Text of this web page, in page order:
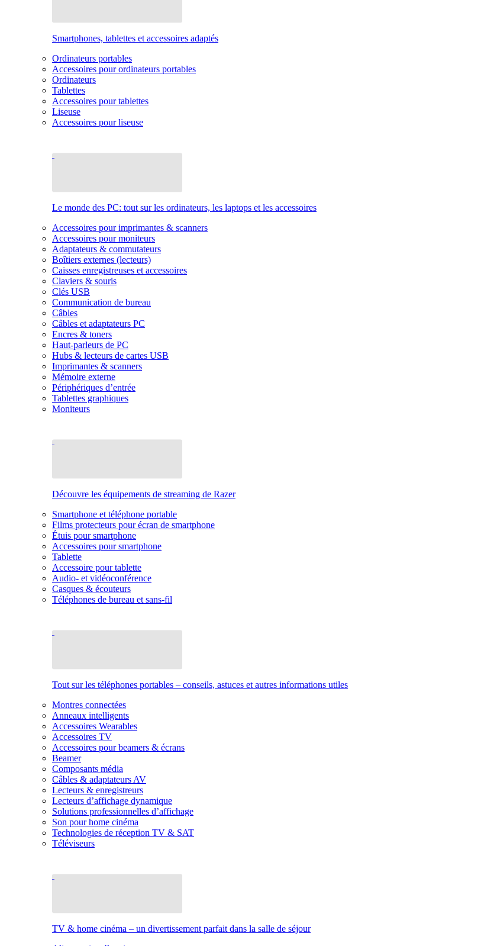
Smartphones, tablettes et accessoires adaptés
Ordinateurs portables
Accessoires pour ordinateurs portables
Ordinateurs
Tablettes
Accessoires pour tablettes
Liseuse
Accessoires pour liseuse
Le monde des PC: tout sur les ordinateurs, les laptops et les accessoires
Accessoires pour imprimantes & scanners
Accessoires pour moniteurs
Adaptateurs & commutateurs
Boîtiers externes (lecteurs)
Caisses enregistreuses et accessoires
Claviers & souris
Clés USB
Communication de bureau
Câbles
Câbles et adaptateurs PC
Encres & toners
Haut-parleurs de PC
Hubs & lecteurs de cartes USB
Imprimantes & scanners
Mémoire externe
Périphériques d’entrée
Tablettes graphiques
Moniteurs
Découvre les équipements de streaming de Razer
Smartphone et téléphone portable
Films protecteurs pour écran de smartphone
Étuis pour smartphone
Accessoires pour smartphone
Tablette
Accessoire pour tablette
Audio- et vidéoconférence
Casques & écouteurs
Téléphones de bureau et sans-fil
Tout sur les téléphones portables – conseils, astuces et autres informations utiles
Montres connectées
Anneaux intelligents
Accessoires Wearables
Accessoires TV
Accessoires pour beamers & écrans
Beamer
Composants média
Câbles & adaptateurs AV
Lecteurs & enregistreurs
Lecteurs d’affichage dynamique
Solutions professionnelles d’affichage
Son pour home cinéma
Technologies de réception TV & SAT
Téléviseurs
TV & home cinéma – un divertissement parfait dans la salle de séjour